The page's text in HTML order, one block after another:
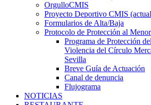
OrgulloCMIS
Proyecto Deportivo CMIS
Formularios de Alta/Baja
Protocolo de Protección al Menor
Programa de Protección
Violencia del Círculo
Sevilla
Breve Guía de Actuación
Canal de denuncia
Flujograma
NOTICIAS